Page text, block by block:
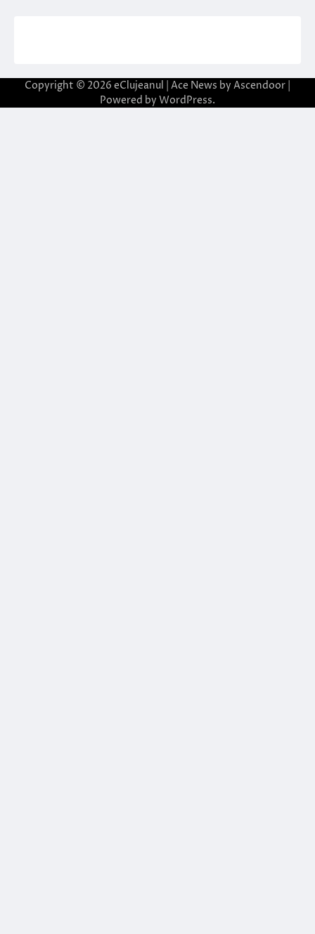
Copyright © 2026 eClujeanul | Ace News by Ascendoor
Powered by WordPress.